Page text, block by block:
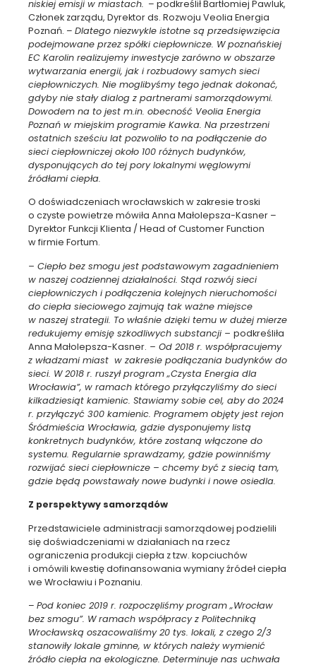
niskiej emisji w miastach. – podkreślił Bartłomiej Pawluk,
Członek zarządu, Dyrektor ds. Rozwoju Veolia Energia
Poznań. – Dlatego niezwykle istotne są przedsięwzięcia
podejmowane przez spółki ciepłownicze. W poznańskiej
EC Karolin realizujemy inwestycje zarówno w obszarze
wytwarzania energii, jak i rozbudowy samych sieci
ciepłowniczych. Nie moglibyśmy tego jednak dokonać,
gdyby nie stały dialog z partnerami samorządowymi.
Dowodem na to jest m.in. obecność Veolia Energia
Poznań w miejskim programie Kawka. Na przestrzeni
ostatnich sześciu lat pozwoliło to na podłączenie do
sieci ciepłowniczej około 100 różnych budynków,
dysponujących do tej pory lokalnymi węglowymi
źródłami ciepła.
O doświadczeniach wrocławskich w zakresie troski
o czyste powietrze mówiła Anna Małolepsza-Kasner –
Dyrektor Funkcji Klienta / Head of Customer Function
w firmie Fortum.
– Ciepło bez smogu jest podstawowym zagadnieniem
w naszej codziennej działalności. Stąd rozwój sieci
ciepłowniczych i podłączenia kolejnych nieruchomości
do ciepła sieciowego zajmują tak ważne miejsce
w naszej strategii. To właśnie dzięki temu w dużej mierze
redukujemy emisję szkodliwych substancji – podkreśliła
Anna Małolepsza-Kasner. – Od 2018 r. współpracujemy
z władzami miast w zakresie podłączania budynków do
sieci. W 2018 r. ruszył program „Czysta Energia dla
Wrocławia”, w ramach którego przyłączyliśmy do sieci
kilkadziesiąt kamienic. Stawiamy sobie cel, aby do 2024
r. przyłączyć 300 kamienic. Programem objęty jest rejon
Śródmieścia Wrocławia, gdzie dysponujemy listą
konkretnych budynków, które zostaną włączone do
systemu. Regularnie sprawdzamy, gdzie powinniśmy
rozwijać sieci ciepłownicze – chcemy być z siecią tam,
gdzie będą powstawały nowe budynki i nowe osiedla.
Z perspektywy samorządów
Przedstawiciele administracji samorządowej podzielili
się doświadczeniami w działaniach na rzecz
ograniczenia produkcji ciepła z tzw. kopciuchów
i omówili kwestię dofinansowania wymiany źródeł ciepła
we Wrocławiu i Poznaniu.
– Pod koniec 2019 r. rozpoczęliśmy program „Wrocław
bez smogu”. W ramach współpracy z Politechniką
Wrocławską oszacowaliśmy 20 tys. lokali, z czego 2/3
stanowiły lokale gminne, w których należy wymienić
źródło ciepła na ekologiczne. Determinuje nas uchwała